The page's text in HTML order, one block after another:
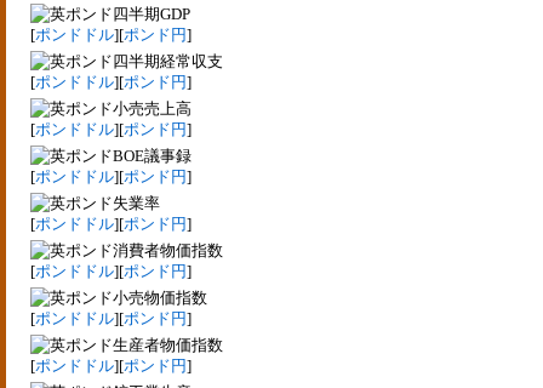
四半期GDP
[ポンドドル][ポンド円]
四半期経常収支
[ポンドドル][ポンド円]
小売売上高
[ポンドドル][ポンド円]
BOE議事録
[ポンドドル][ポンド円]
失業率
[ポンドドル][ポンド円]
消費者物価指数
[ポンドドル][ポンド円]
小売物価指数
[ポンドドル][ポンド円]
生産者物価指数
[ポンドドル][ポンド円]